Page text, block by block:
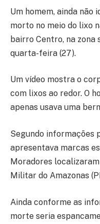
Um homem, ainda
morto no meio do lixo
bairro Centro, na zona
quarta-feira (27).
Um vídeo mostra o
com lixos ao redor. O
apenas usava uma
Segundo informações
apresentava marcas
Moradores
Militar do Amazonas
Ainda conforme as
morte seria